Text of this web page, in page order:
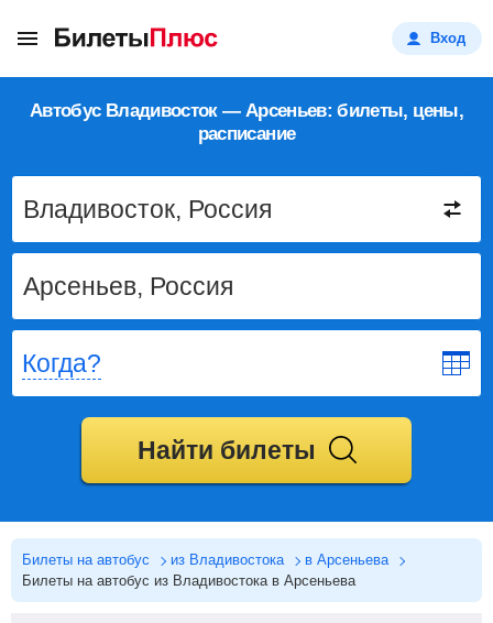
Вход
Автобус Владивосток — Арсеньев: билеты, цены,
расписание
Когда?
Найти билеты
Билеты на автобус из Владивостока
в Арсеньева
Билеты на автобус из Владивостока в Арсеньева